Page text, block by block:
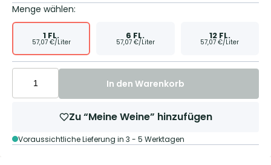
Menge wählen:
1 FL.
57,07 €/Liter
6 FL.
57,07 €/Liter
12FL.
57,07 €/Liter
In den Warenkorb
Zu “Meine Weine” hinzufügen
Voraussichtliche Lieferung in 3 - 5 Werktagen